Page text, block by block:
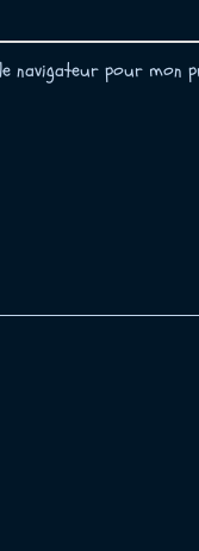
navigateur pour mon